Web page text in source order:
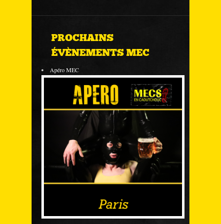
PROCHAINS
ÉVÈNEMENTS MEC
Apéro MEC